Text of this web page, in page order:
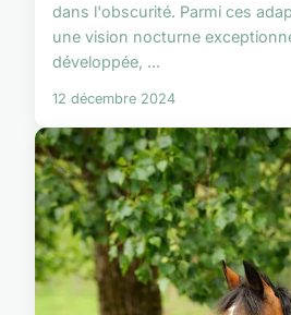
dans l'obscurité. Parmi ces
une vision nocturne
développée, ...
12 décembre 2024